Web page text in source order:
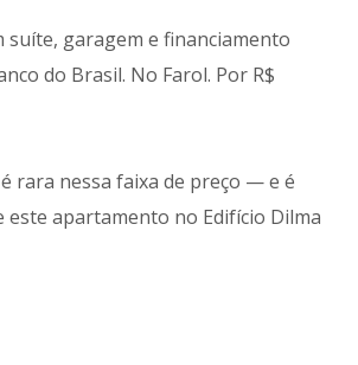
suíte, garagem e financiamento
do Brasil. No Farol. Por R$
rara nessa faixa de preço — e é
este apartamento no Edifício Dilma